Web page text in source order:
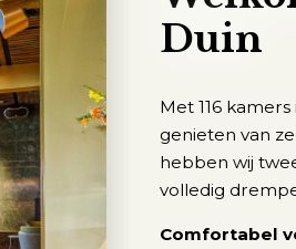
Duin
Met 116
genieten van
hebben wij
volledig
Comfortabel